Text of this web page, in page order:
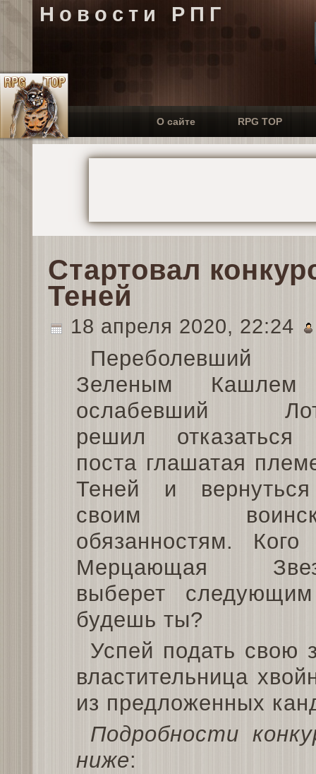
Новости РПГ
О сайте RPG TOP
Стартовал
Теней
18 апреля 2020, 22:24
Переболевший
Зеленым
ослабевший
решил отказаться
поста глашатая
Теней и
своим
обязанностям.
Мерцающая
выберет
будешь ты?
Успей подать свою
властительница
из предложенных
Подробности
ниже: